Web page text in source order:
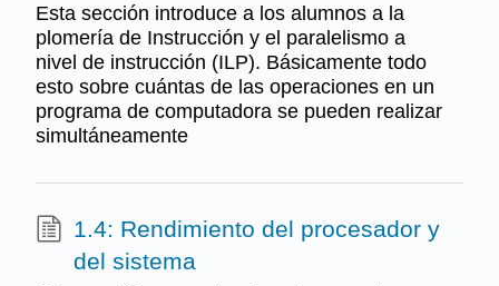
Esta sección introduce a los alumnos a la
plomería de Instrucción y el paralelismo a
nivel de instrucción (ILP). Básicamente todo
esto sobre cuántas de las operaciones en un
programa de computadora se pueden realizar
simultáneamente
1.4: Rendimiento del procesador y
del sistema